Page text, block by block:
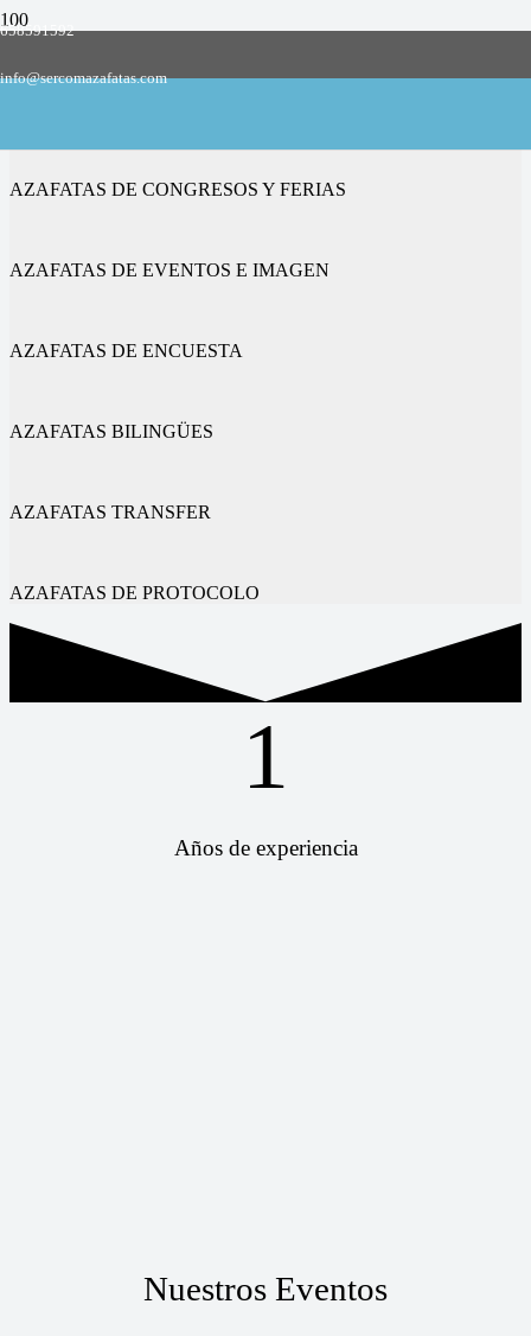
658591592
info@sercomazafatas.com
AZAFATAS DE CONGRESOS Y FERIAS
AZAFATAS DE EVENTOS E IMAGEN
AZAFATAS DE ENCUESTA
AZAFATAS BILINGÜES
AZAFATAS TRANSFER
AZAFATAS DE PROTOCOLO
1
Años de experiencia
Nuestros Eventos